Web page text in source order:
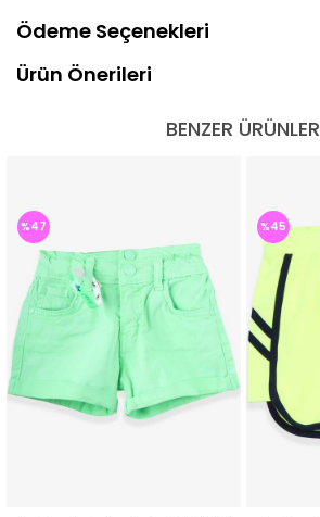
Ödeme Seçenekleri
Ürün Önerileri
BENZER ÜRÜNLER
%47 %45